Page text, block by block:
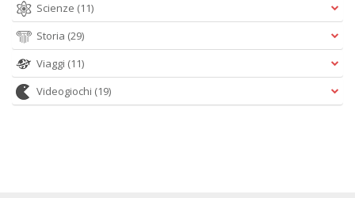
Scienze (11)
Storia (29)
Viaggi (11)
Videogiochi (19)